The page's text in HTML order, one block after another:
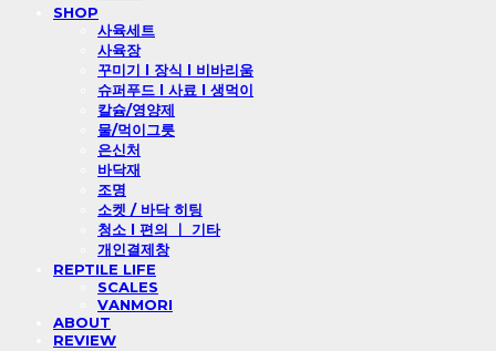
SHOP
사육세트
사육장
꾸미기 l 장식 l 비바리움
슈퍼푸드 l 사료 l 생먹이
칼슘/영양제
물/먹이그릇
은신처
바닥재
조명
소켓 / 바닥 히팅
청소 l 편의 ㅣ 기타
개인결제창
REPTILE LIFE
SCALES
VANMORI
ABOUT
REVIEW